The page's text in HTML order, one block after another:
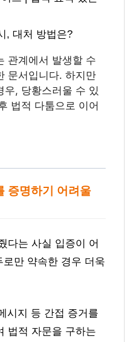
, 대처 방법은?
관계에서 발생할 수
문서입니다. 하지만
우, 당황스러울 수 있
법적 다툼으로 이어
증명하기 어려울
다는 사실 입증이 어
만 약속한 경우 더욱
시지 등 간접 증거를
법적 자문을 구하는